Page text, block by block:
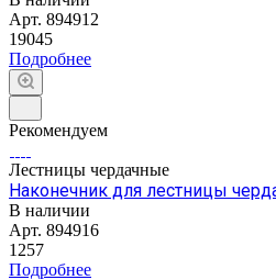
Арт. 894912
19045
Подробнее
Рекомендуем
Лестницы чердачные
Наконечник для лестницы
В наличии
Арт. 894916
1257
Подробнее